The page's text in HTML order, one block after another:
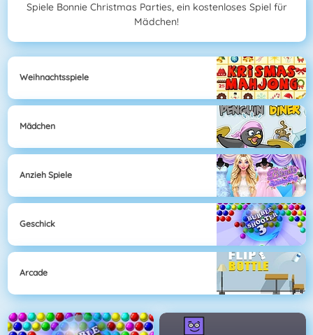
Spiele Bonnie Christmas Parties, ein kostenloses Spiel für
Mädchen!
Weihnachtsspiele
Mädchen
Anzieh Spiele
Geschick
Arcade